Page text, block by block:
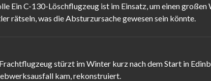
Ein C-130-Löschflugzeug ist im Einsatz, um einen
rätseln, was die Absturzursache gewesen sein könnte.
stürzt im Winter kurz nach dem Start in
kam, rekonstruiert.